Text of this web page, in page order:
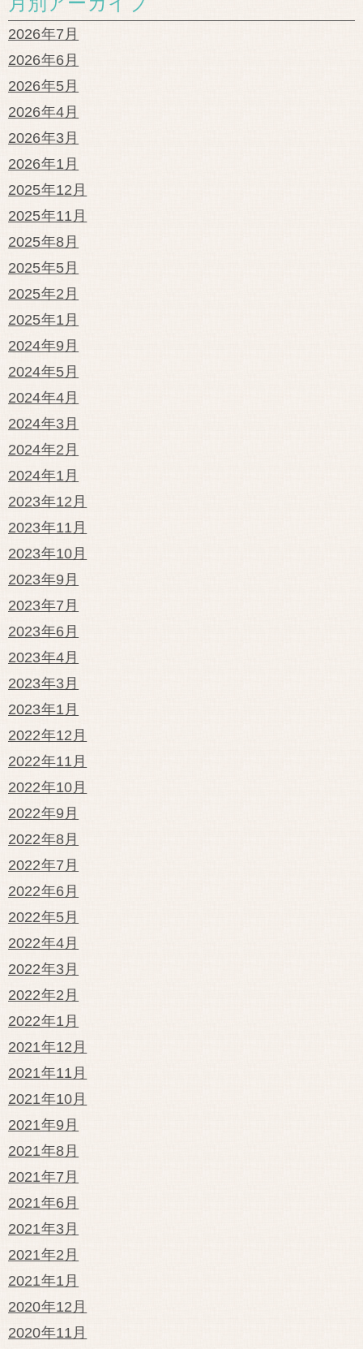
2026年7月
2026年6月
2026年5月
2026年4月
2026年3月
2026年1月
2025年12月
2025年11月
2025年8月
2025年5月
2025年2月
2025年1月
2024年9月
2024年5月
2024年4月
2024年3月
2024年2月
2024年1月
2023年12月
2023年11月
2023年10月
2023年9月
2023年7月
2023年6月
2023年4月
2023年3月
2023年1月
2022年12月
2022年11月
2022年10月
2022年9月
2022年8月
2022年7月
2022年6月
2022年5月
2022年4月
2022年3月
2022年2月
2022年1月
2021年12月
2021年11月
2021年10月
2021年9月
2021年8月
2021年7月
2021年6月
2021年3月
2021年2月
2021年1月
2020年12月
2020年11月